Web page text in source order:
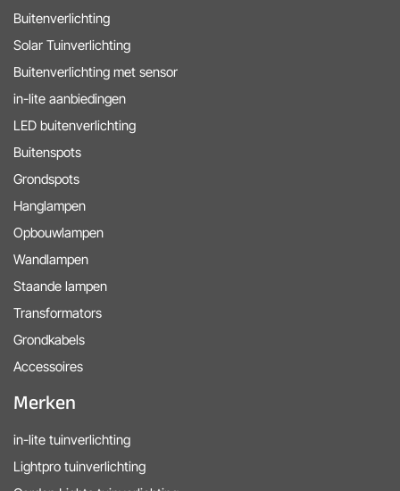
Buitenverlichting
Solar Tuinverlichting
Buitenverlichting met sensor
in-lite aanbiedingen
LED buitenverlichting
Buitenspots
Grondspots
Hanglampen
Opbouwlampen
Wandlampen
Staande lampen
Transformators
Grondkabels
Accessoires
Merken
in-lite tuinverlichting
Lightpro tuinverlichting